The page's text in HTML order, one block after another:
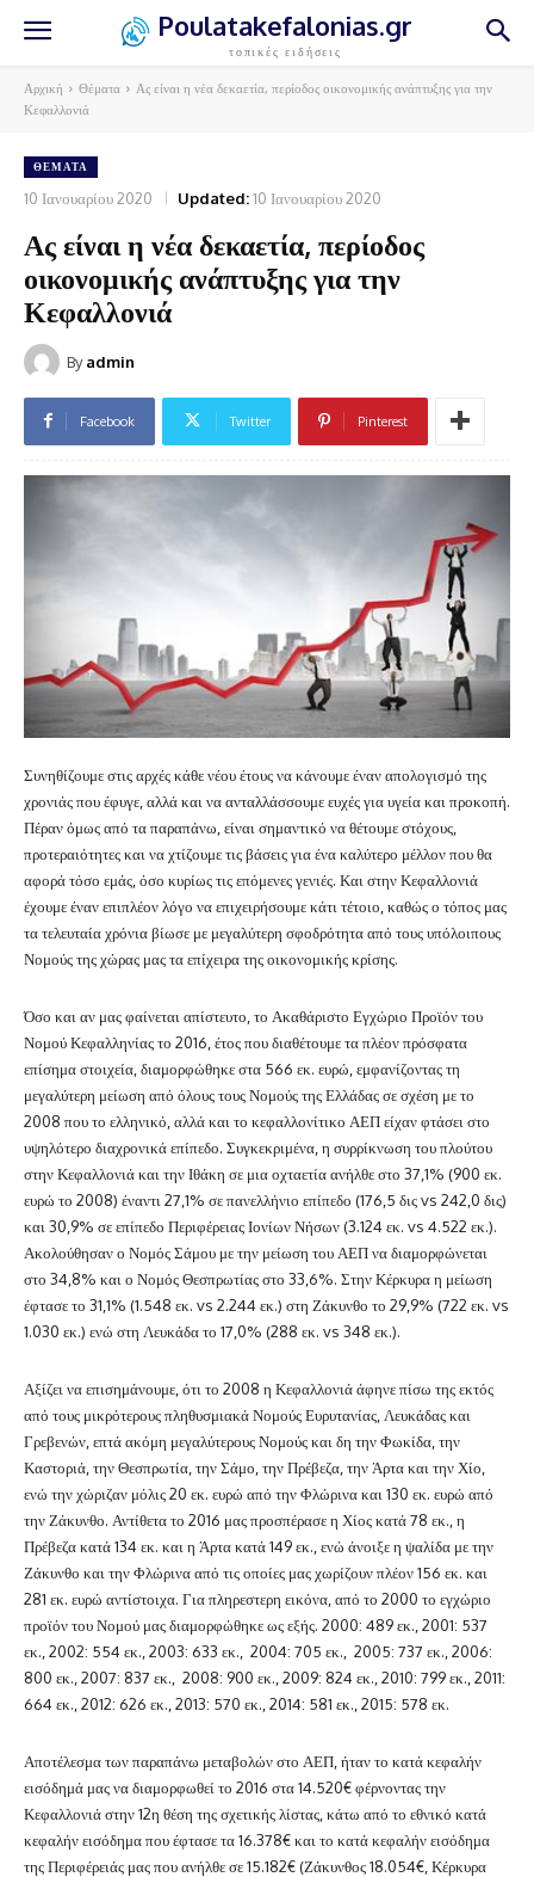
Poulatakefalonias.gr
τοπικές ειδήσεις
Αρχική Θέματα
Ας είναι η νέα δεκαετία, περίοδος οικονομικής ανάπτυξης για την
Κεφαλλονιά
ΘΈΜΑΤΑ
10 Ιανουαρίου 2020 Updated:10 Ιανουαρίου 2020
Ας είναι η νέα δεκαετία, περίοδος
οικονομικής ανάπτυξης για την
Κεφαλλονιά
By admin
Facebook Twitter Pinterest
Συνηθίζουμε στις αρχές κάθε νέου έτους να κάνουμε έναν απολογισμό της
χρονιάς που έφυγε, αλλά και να ανταλλάσσουμε ευχές για υγεία και προκοπή.
Πέραν όμως από τα παραπάνω, είναι σημαντικό να θέτουμε στόχους,
προτεραιότητες και να χτίζουμε τις βάσεις για ένα καλύτερο μέλλον που θα
αφορά τόσο εμάς, όσο κυρίως τις επόμενες γενιές. Και στην Κεφαλλονιά
έχουμε έναν επιπλέον λόγο να επιχειρήσουμε κάτι τέτοιο, καθώς ο τόπος μας
τα τελευταία χρόνια βίωσε με μεγαλύτερη σφοδρότητα από τους υπόλοιπους
Νομούς της χώρας μας τα επίχειρα της οικονομικής κρίσης.
Όσο και αν μας φαίνεται απίστευτο, το Ακαθάριστο Εγχώριο Προϊόν του
Νομού Κεφαλληνίας το 2016, έτος που διαθέτουμε τα πλέον πρόσφατα
επίσημα στοιχεία, διαμορφώθηκε στα 566 εκ. ευρώ, εμφανίζοντας τη
μεγαλύτερη μείωση από όλους τους Νομούς της Ελλάδας σε σχέση με το
2008 που το ελληνικό, αλλά και το κεφαλλονίτικο ΑΕΠ είχαν φτάσει στο
υψηλότερο διαχρονικά επίπεδο. Συγκεκριμένα, η συρρίκνωση του πλούτου
στην Κεφαλλονιά και την Ιθάκη σε μια οχταετία ανήλθε στο 37,1% (900 εκ.
ευρώ το 2008) έναντι 27,1% σε πανελλήνιο επίπεδο (176,5 δις vs 242,0 δις)
και 30,9% σε επίπεδο Περιφέρειας Ιονίων Νήσων (3.124 εκ. vs 4.522 εκ.).
Ακολούθησαν ο Νομός Σάμου με την μείωση του ΑΕΠ να διαμορφώνεται
στο 34,8% και ο Νομός Θεσπρωτίας στο 33,6%. Στην Κέρκυρα η μείωση
έφτασε το 31,1% (1.548 εκ. vs 2.244 εκ.) στη Ζάκυνθο το 29,9% (722 εκ. vs
1.030 εκ.) ενώ στη Λευκάδα το 17,0% (288 εκ. vs 348 εκ.).
Αξίζει να επισημάνουμε, ότι το 2008 η Κεφαλλονιά άφηνε πίσω της εκτός
από τους μικρότερους πληθυσμιακά Νομούς Ευρυτανίας, Λευκάδας και
Γρεβενών, επτά ακόμη μεγαλύτερους Νομούς και δη την Φωκίδα, την
Καστοριά, την Θεσπρωτία, την Σάμο, την Πρέβεζα, την Άρτα και την Χίο,
ενώ την χώριζαν μόλις 20 εκ. ευρώ από την Φλώρινα και 130 εκ. ευρώ από
την Ζάκυνθο. Αντίθετα το 2016 μας προσπέρασε η Χίος κατά 78 εκ., η
Πρέβεζα κατά 134 εκ. και η Άρτα κατά 149 εκ., ενώ άνοιξε η ψαλίδα με την
Ζάκυνθο και την Φλώρινα από τις οποίες μας χωρίζουν πλέον 156 εκ. και
281 εκ. ευρώ αντίστοιχα. Για πληρεστερη εικόνα, από το 2000 το εγχώριο
προϊόν του Νομού μας διαμορφώθηκε ως εξής. 2000: 489 εκ., 2001: 537
εκ., 2002: 554 εκ., 2003: 633 εκ., 2004: 705 εκ., 2005: 737 εκ., 2006:
800 εκ., 2007: 837 εκ., 2008: 900 εκ., 2009: 824 εκ., 2010: 799 εκ., 2011:
664 εκ., 2012: 626 εκ., 2013: 570 εκ., 2014: 581 εκ., 2015: 578 εκ.
Αποτέλεσμα των παραπάνω μεταβολών στο ΑΕΠ, ήταν το κατά κεφαλήν
εισόδημά μας να διαμορφωθεί το 2016 στα 14.520€ φέρνοντας την
Κεφαλλονιά στην 12η θέση της σχετικής λίστας, κάτω από το εθνικό κατά
κεφαλήν εισόδημα που έφτασε τα 16.378€ και το κατά κεφαλήν εισόδημα
της Περιφέρειάς μας που ανήλθε σε 15.182€ (Ζάκυνθος 18.054€, Κέρκυρα